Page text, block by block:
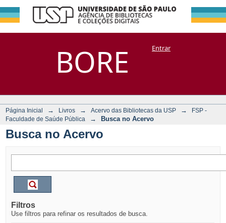
BORE
Busca no Acervo
DSpace/Manakin + CoriscoEntrar
Página Inicial → Livros → Acervo das Bibliotecas da USP →
FSP -
Faculdade de Saúde Pública
→ Busca no Acervo
Busca no Acervo
Filtros
Use filtros para refinar os resultados de busca.